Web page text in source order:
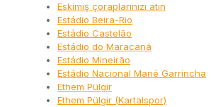
Eskimiş çoraplarınızı atın
Estádio Beira-Rio
Estádio Castelão
Estádio do Maracanã
Estádio Mineirão
Estádio Nacional Mané Garrincha
Ethem Pülgir
Ethem Pülgir (Kartalspor)